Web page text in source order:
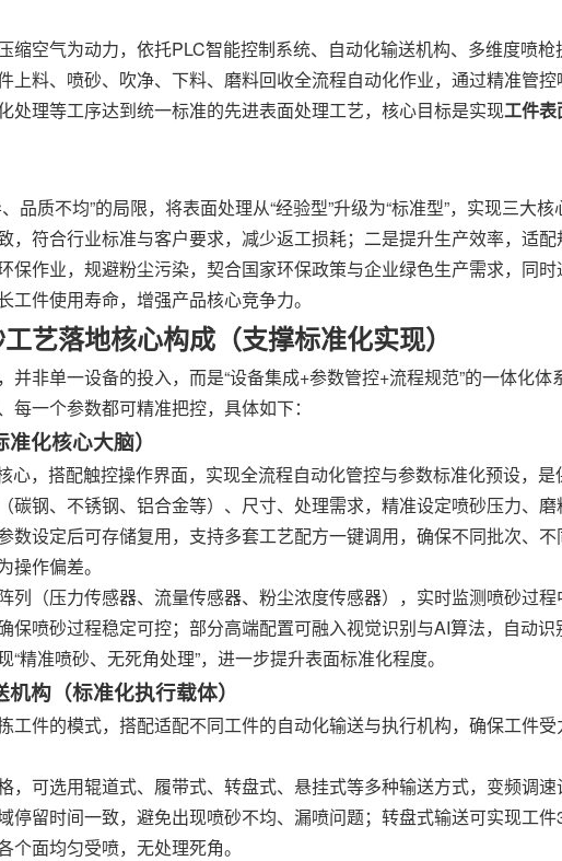
缩空气为动力，依托PLC智能控制系统、自动化输送机构、多维度喷
上料、喷砂、吹净、下料、磨料回收全流程自动化作业，通过精准管控
处理等工序达到统一标准的先进表面处理工艺，核心目标是实现工件表
品质不均”的局限，将表面处理从“经验型”升级为“标准型”，实现三大
，符合行业标准与客户要求，减少返工损耗；二是提升生产效率，适
保作业，规避粉尘污染，契合国家环保政策与企业绿色生产需求，同
工件使用寿命，增强产品核心竞争力。
艺落地核心构成（支撑标准化实现）
并非单一设备的投入，而是“设备集成+参数管控+流程规范”的一体化体
每一个参数都可精准把控，具体如下：
化核心大脑）
心，搭配触控操作界面，实现全流程自动化管控与参数标准化预设，
碳钢、不锈钢、铝合金等）、尺寸、处理需求，精准设定喷砂压力、磨
数设定后可存储复用，支持多套工艺配方一键调用，确保不同批次、
操作偏差。
列（压力传感器、流量传感器、粉尘浓度传感器），实时监测喷砂过
保喷砂过程稳定可控；部分高端配置可融入视觉识别与AI算法，自动识
精准喷砂、无死角处理”，进一步提升表面标准化程度。
构（标准化执行载体）
工件的模式，搭配适配不同工件的自动化输送与执行机构，确保工件
，可选用辊道式、履带式、转盘式、悬挂式等多种输送方式，变频调
停留时间一致，避免出现喷砂不均、漏喷问题；转盘式输送可实现工
个面均匀受喷，无处理死角。